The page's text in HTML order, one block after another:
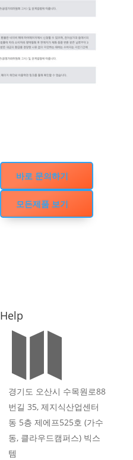
바로 문의하기
모든제품 보기
Help

경기도 오산시 수목원로88
번길 35, 제지식산업센터
동 5층 제에프525호 (가수
동, 클라우드캠퍼스) 빅스
템